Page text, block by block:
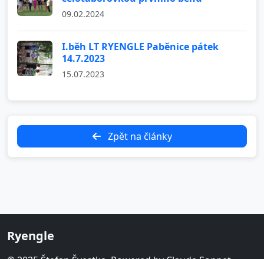
09.02.2024
I.běh LT RYENGLE Paběnice pátek
14.7.2023
15.07.2023
Zpět na články
Ryengle